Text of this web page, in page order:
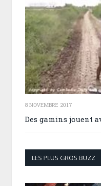
8 NOVEMBRE 2017
Des gamins jouent
LES PLUS GROS BUZZ